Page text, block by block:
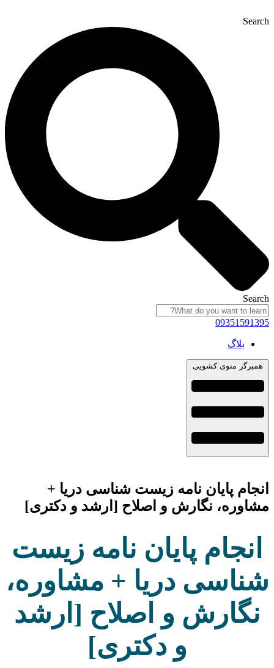
Search
Search
09351591395
بلاگ
همبرگر منوی کشویی
انجام پایان نامه زیست شناسی دریا +
مشاوره، نگارش و اصلاح [ارشد و دکتری]
انجام پایان نامه زیست
شناسی دریا + مشاوره،
نگارش و اصلاح [ارشد
و دکتری]